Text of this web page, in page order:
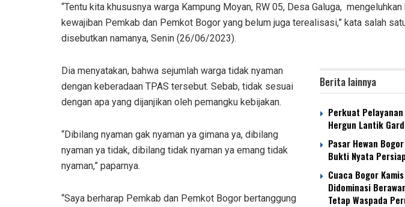
“Tentu kita khususnya warga Kampung Moyan, RW 05, Desa Galuga,
kewajiban Pemkab dan Pemkot Bogor yang belum juga terealisasi,” kata salah
disebutkan namanya, Senin (26/06/2023).
Berita lainnya
Perkuat
Hergun Lantik
Pasar Hewan
Bukti Nyata
Cuaca Bogor
Didominasi
Tetap Waspada
Dia menyatakan, bahwa sejumlah warga tidak nyaman
dengan keberadaan TPAS tersebut. Sebab, tidak sesuai
dengan apa yang dijanjikan oleh pemangku kebijakan.
“Dibilang nyaman gak nyaman ya gimana ya, dibilang
nyaman ya tidak, dibilang tidak nyaman ya emang tidak
nyaman,” paparnya.
“Saya berharap Pemkab dan Pemkot Bogor bertanggung